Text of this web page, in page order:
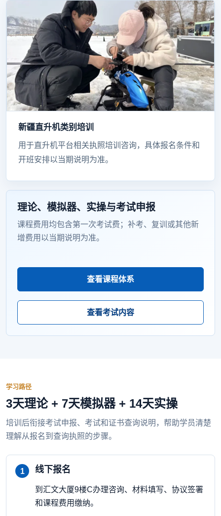
新疆直升机类别培训
用于直升机平台相关执照培训咨询，具体报名条件和
开班安排以当期说明为准。
理论、模拟器、实操与考试申报
课程费用均包含第一次考试费；补考、复训或其他新
增费用以当期说明为准。
查看课程体系
查看考试内容
学习路径
3天理论 + 7天模拟器 + 14天实操
培训后衔接考试申报、考试和证书查询说明，帮助学员清楚
理解从报名到查询执照的步骤。
线下报名
到汇文大厦9楼C办理咨询、材料填写、协议签署
和课程费用缴纳。